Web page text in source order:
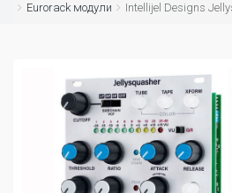
Eurorack модули
Intellijel Designs